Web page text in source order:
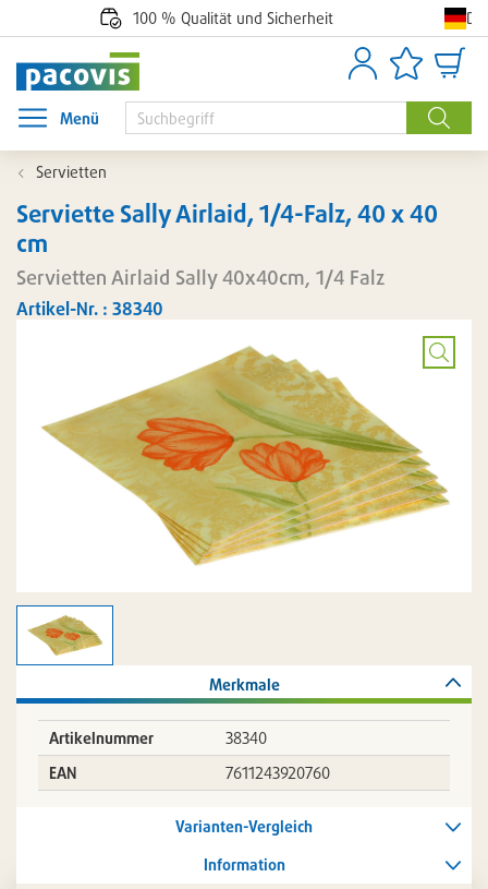
100 % Qualität und Sicherheit
Suche
AnmeldenArtikellisten
Menü
Menü öffnen
Servietten
Serviette Sally Airlaid, 1/4-Falz, 40 x 40
cm
Servietten Airlaid Sally 40x40cm, 1/4 Falz
Artikel-Nr. : 38340
Bild
Merkmale
Artikelnummer
38340
EAN
7611243920760
Varianten-Vergleich
Information